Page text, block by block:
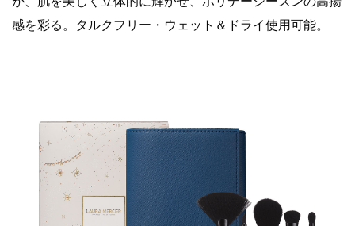
感を彩る。タルクフリー・ウェット＆ドライ使用可能。